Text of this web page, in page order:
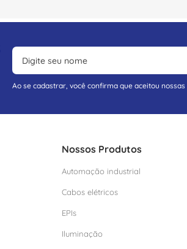
Ao se cadastrar, você confirma que aceitou nossas
Nossos Produtos
Automação industrial
Cabos elétricos
EPIs
Iluminação